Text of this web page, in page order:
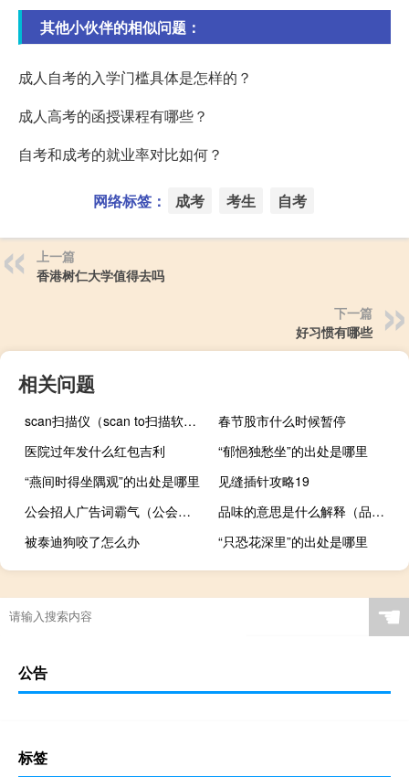
其他小伙伴的相似问题：
成人自考的入学门槛具体是怎样的？
成人高考的函授课程有哪些？
自考和成考的就业率对比如何？
网络标签： 成考 考生 自考
上一篇
香港树仁大学值得去吗
下一篇
好习惯有哪些
相关问题
scan扫描仪（scan to扫描软件）
春节股市什么时候暂停
医院过年发什么红包吉利
“郁悒独愁坐”的出处是哪里
“燕间时得坐隅观”的出处是哪里
见缝插针攻略19
公会招人广告词霸气（公会招人广告）
品味的意思是什么解释（品味的意思）
被泰迪狗咬了怎么办
“只恐花深里”的出处是哪里
☚
公告
标签